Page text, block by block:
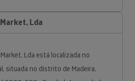
Lda
Lda está localizada no
situada no distrito de Madeira,